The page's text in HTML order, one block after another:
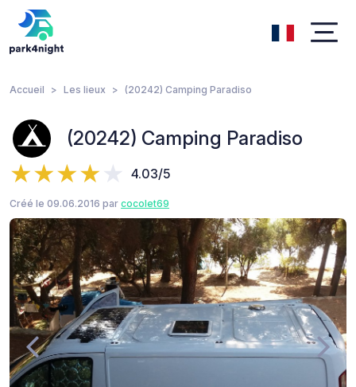
Accueil Les lieux (20242) Camping Paradiso
(20242) Camping Paradiso
4.03/5
Créé le 09.06.2016 par cocolet69